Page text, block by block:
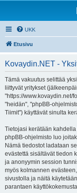
UKK
Etusivu
Kovaydin.NET -
Tämä vakuutus selittää
liittyvät yritykset
"https://www.kovaydin.net/
"heidän", "phpBB-
Tiimit") käyttävät sinulta
Tietojasi kerätään
phpBB-ohjelmisto luo
Nämä tiedostot ladataan
evästettä sisältävät tiedon
ja anonyymin session
myös kolmannen
sivustolla ja näitä
parantaen